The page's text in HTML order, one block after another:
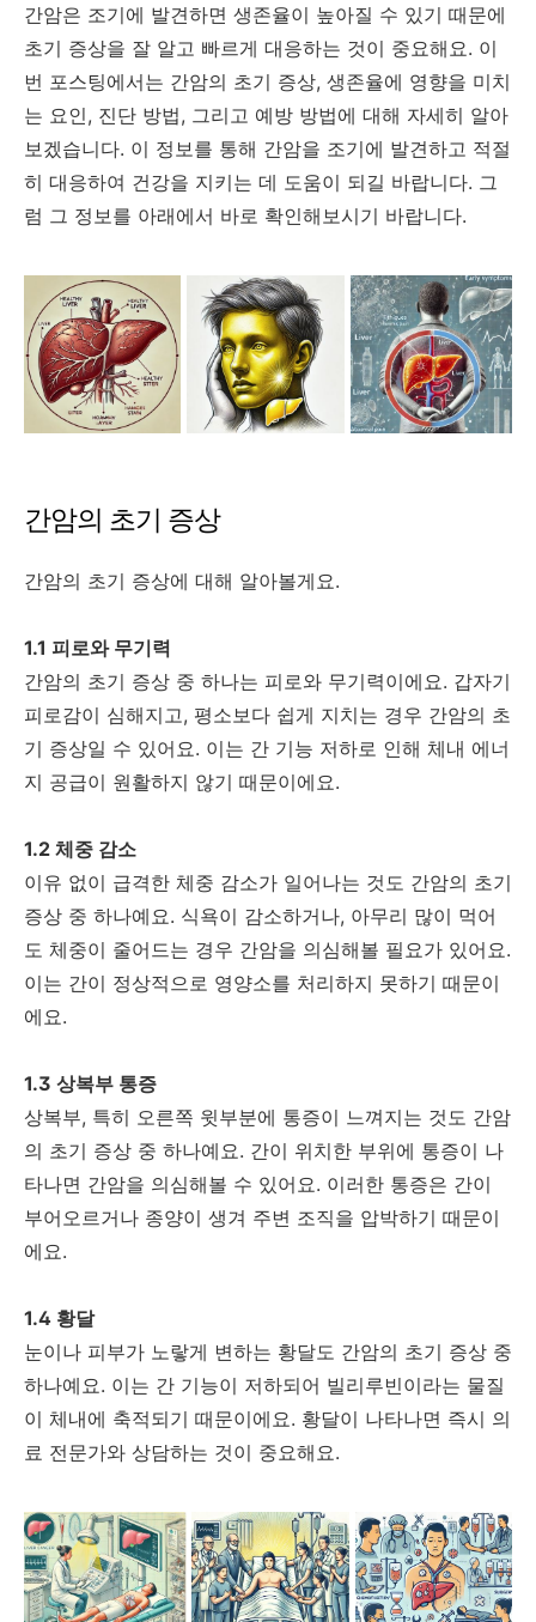
간암은 조기에 발견하면 생존율이 높아질 수 있기 때문에
초기 증상을 잘 알고 빠르게 대응하는 것이 중요해요. 이
번 포스팅에서는 간암의 초기 증상, 생존율에 영향을 미치
는 요인, 진단 방법, 그리고 예방 방법에 대해 자세히 알아
보겠습니다. 이 정보를 통해 간암을 조기에 발견하고 적절
히 대응하여 건강을 지키는 데 도움이 되길 바랍니다. 그
럼 그 정보를 아래에서 바로 확인해보시기 바랍니다.
간암의 초기 증상
간암의 초기 증상에 대해 알아볼게요.
1.1 피로와 무기력
간암의 초기 증상 중 하나는 피로와 무기력이에요. 갑자기
피로감이 심해지고, 평소보다 쉽게 지치는 경우 간암의 초
기 증상일 수 있어요. 이는 간 기능 저하로 인해 체내 에너
지 공급이 원활하지 않기 때문이에요.
1.2 체중 감소
이유 없이 급격한 체중 감소가 일어나는 것도 간암의 초기
증상 중 하나예요. 식욕이 감소하거나, 아무리 많이 먹어
도 체중이 줄어드는 경우 간암을 의심해볼 필요가 있어요.
이는 간이 정상적으로 영양소를 처리하지 못하기 때문이
에요.
1.3 상복부 통증
상복부, 특히 오른쪽 윗부분에 통증이 느껴지는 것도 간암
의 초기 증상 중 하나예요. 간이 위치한 부위에 통증이 나
타나면 간암을 의심해볼 수 있어요. 이러한 통증은 간이
부어오르거나 종양이 생겨 주변 조직을 압박하기 때문이
에요.
1.4 황달
눈이나 피부가 노랗게 변하는 황달도 간암의 초기 증상 중
하나예요. 이는 간 기능이 저하되어 빌리루빈이라는 물질
이 체내에 축적되기 때문이에요. 황달이 나타나면 즉시 의
료 전문가와 상담하는 것이 중요해요.